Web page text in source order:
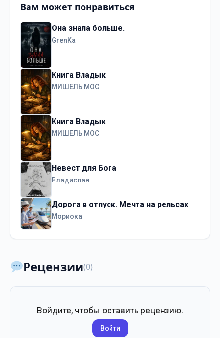
Вам может понравиться
Она знала больше.
GrenKa
Книга Владык
МИШЕЛЬ МОС
Книга Владык
МИШЕЛЬ МОС
Невест для Бога
Владислав
Дорога в отпуск. Мечта на рельсах
Мориока
Рецензии(0)
Войдите, чтобы оставить рецензию.
Войти